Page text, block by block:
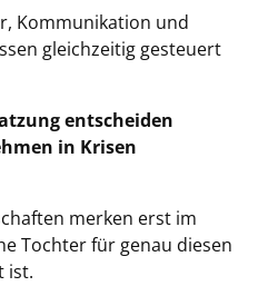
Kommunikation und
gleichzeitig gesteuert
entscheiden
in Krisen
merken erst im
Tochter für genau diesen
ist.